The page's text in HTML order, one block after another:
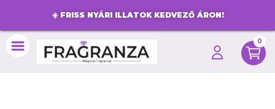
☀️ FRISS NYÁRI ILLATOK KEDVEZŐ ÁRON!
0